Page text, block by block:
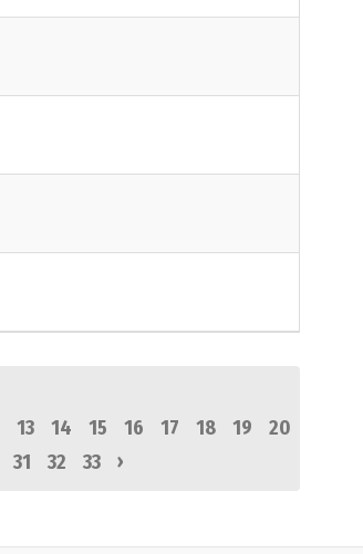
13 14 15 16 17 18 19
20
31 32 33 ›